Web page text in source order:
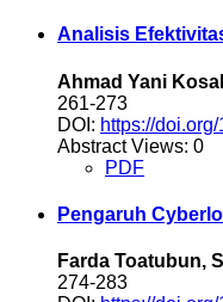
Analisis
Ahmad Yani
261-273
DOI: https://
Abstract Views: 0
PDF
Pengaruh
Farda Toatubun,
274-283